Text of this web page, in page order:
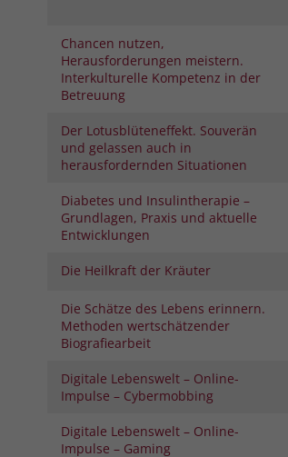
Chancen nutzen,
Herausforderungen meistern.
Interkulturelle Kompetenz in der
Betreuung
Der Lotusblüteneffekt. Souverän
und gelassen auch in
herausfordernden Situationen
Diabetes und Insulintherapie –
Grundlagen, Praxis und aktuelle
Entwicklungen
Die Heilkraft der Kräuter
Die Schätze des Lebens erinnern.
Methoden wertschätzender
Biografiearbeit
Digitale Lebenswelt – Online-
Impulse – Cybermobbing
Digitale Lebenswelt – Online-
Impulse – Gaming